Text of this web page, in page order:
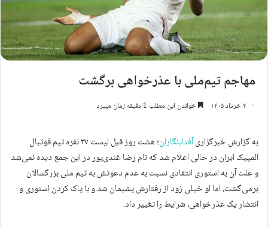
مهاجم تیم‌ملی با عذرخواهی برگشت
۴ خرداد ۱۴۰۵ خواندن این مطلب 1 دقیقه زمان میبرد
به گزارش خبرگزاریآفتابنگاران
؛ هشت روز قبل لیست ۳۷ نفره تیم فوتبال
المپیک ایران در حالی اعلام شد که نام رضا غندی‌پور در این جمع دیده نمی‌شد
و علت آن به استوری انتقادی نسبت به عدم دعوتش به تیم ملی بزرگسالان
برمی‌گشت، اما او خیلی زود از رفتارش پشیمان شد و با پاک کردن استوری و
انتشار یک عذرخواهی، شرایط را تغییر داد.